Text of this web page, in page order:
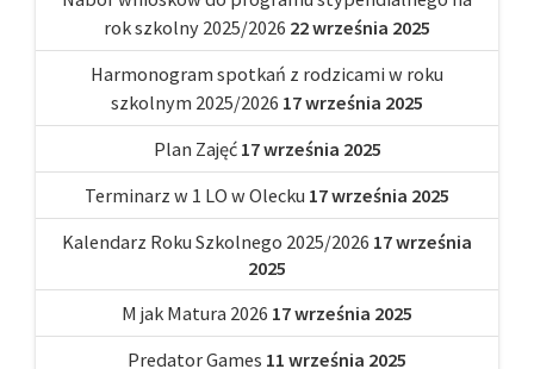
rok szkolny 2025/2026 22 września 2025
Harmonogram spotkań z rodzicami w roku
szkolnym 2025/2026 17 września 2025
Plan Zajęć 17 września 2025
Terminarz w 1 LO w Olecku 17 września 2025
Kalendarz Roku Szkolnego 2025/2026 17 września
2025
M jak Matura 2026 17 września 2025
Predator Games 11 września 2025